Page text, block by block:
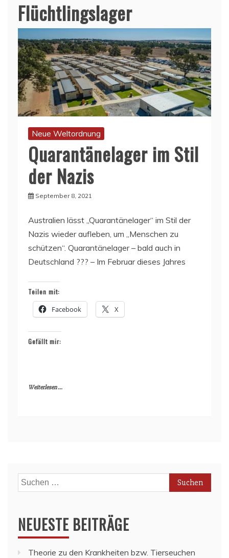
Flüchtlingslager
Neue Weltordnung
Quarantänelager im Stil
der Nazis
September 8, 2021
Australien lässt „Quarantänelager“ im Stil der
Nazis wieder aufleben, um „Menschen zu
schützen“. Quarantänelager – bald auch in
Deutschland ??? – Im Februar dieses Jahres
Teilen mit:
Facebook X
Gefällt mir:
Weiterlesen ...
Suchen
nach:
NEUESTE BEITRÄGE
Theorie zu den Krankheiten bzw. Tierseuchen